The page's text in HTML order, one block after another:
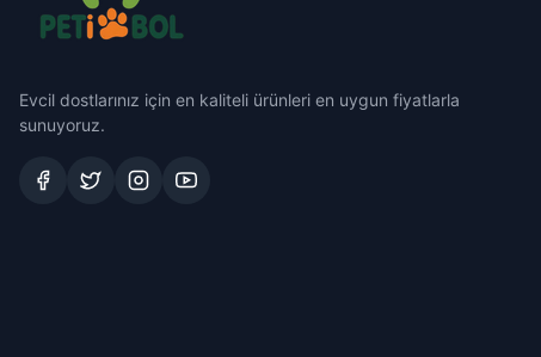
Evcil dostlarınız için en kaliteli ürünleri en uygun fiyatlarla
sunuyoruz.